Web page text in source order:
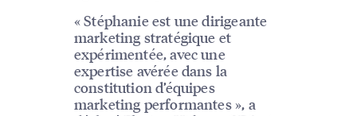
« Stéphanie est une dirigeante
marketing stratégique et
expérimentée, avec une
expertise avérée dans la
constitution d’équipes
marketing performantes », a